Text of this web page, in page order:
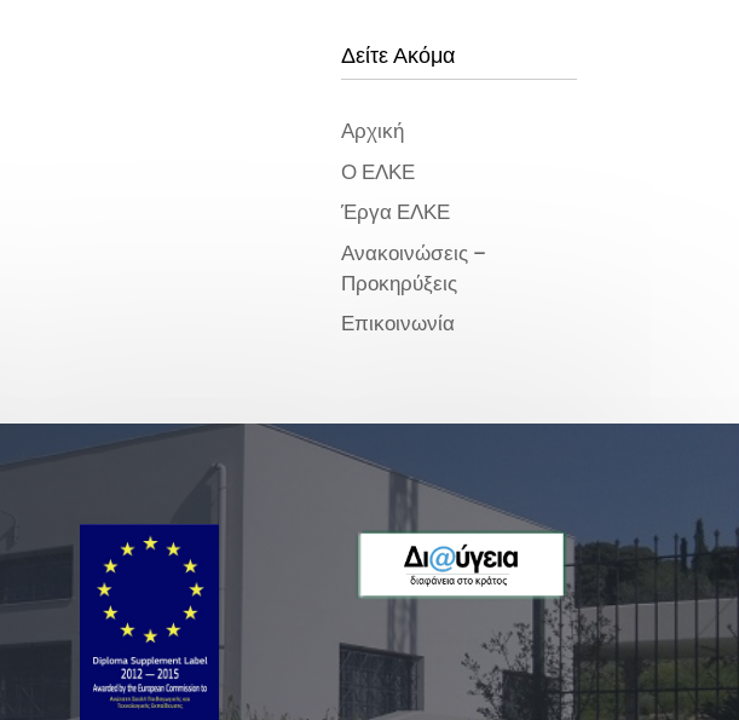
Δείτε Ακόμα
Αρχική
Ο ΕΛΚΕ
Έργα ΕΛΚΕ
Ανακοινώσεις –
Προκηρύξεις
Επικοινωνία